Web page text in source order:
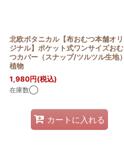
北欧ボタニカル【布おむつ本舗オリ
ジナル】ポケット式ワンサイズおむ
つカバー（スナップ/ツルツル生地）
植物
1,980円(税込)
在庫数◯
カートに入れる